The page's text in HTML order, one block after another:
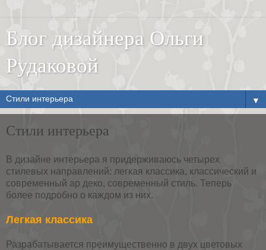
Блог дизайнера Ольги
Рудаковой
▼
Стили интерьера
В дизайне интерьера я придерживаюсь четырех
стилевых направлений: легкая классика, классический и
современный ар деко, современный стиль. Теперь
более подробно о каждом из них.
Легкая классика
Разрабатывается преимущественно в двух цветовых